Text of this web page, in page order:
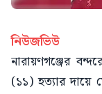
নিউজভিউ
নারায়ণগঞ্জের
(১১) হত্যার